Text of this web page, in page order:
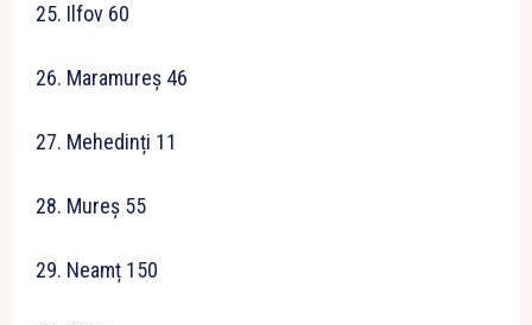
25. Ilfov 60
26. Maramureș 46
27. Mehedinți 11
28. Mureș 55
29. Neamț 150